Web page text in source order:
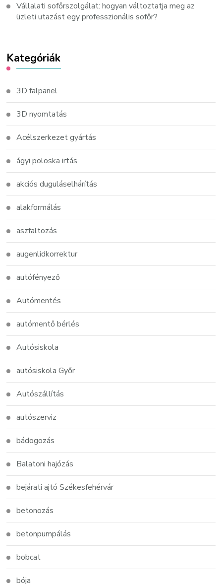
Vállalati sofőrszolgálat: hogyan változtatja meg az
üzleti utazást egy professzionális sofőr?
Kategóriák
3D falpanel
3D nyomtatás
Acélszerkezet gyártás
ágyi poloska irtás
akciós duguláselhárítás
alakformálás
aszfaltozás
augenlidkorrektur
autófényező
Autómentés
autómentő bérlés
Autósiskola
autósiskola Győr
Autószállítás
autószerviz
bádogozás
Balatoni hajózás
bejárati ajtó Székesfehérvár
betonozás
betonpumpálás
bobcat
bója